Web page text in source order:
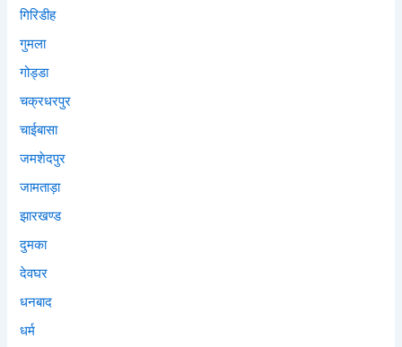
गिरिडीह
गुमला
गोड्डा
चक्रधरपुर
चाईबासा
जमशेदपुर
जामताड़ा
झारखण्ड
दुमका
देवघर
धनबाद
धर्म